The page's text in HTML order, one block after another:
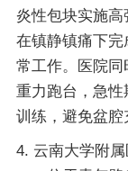
炎性包块实施
在镇静镇痛下
常工作。医院同
重力跑台，急
训练，避免盆腔
4. 云南大学附